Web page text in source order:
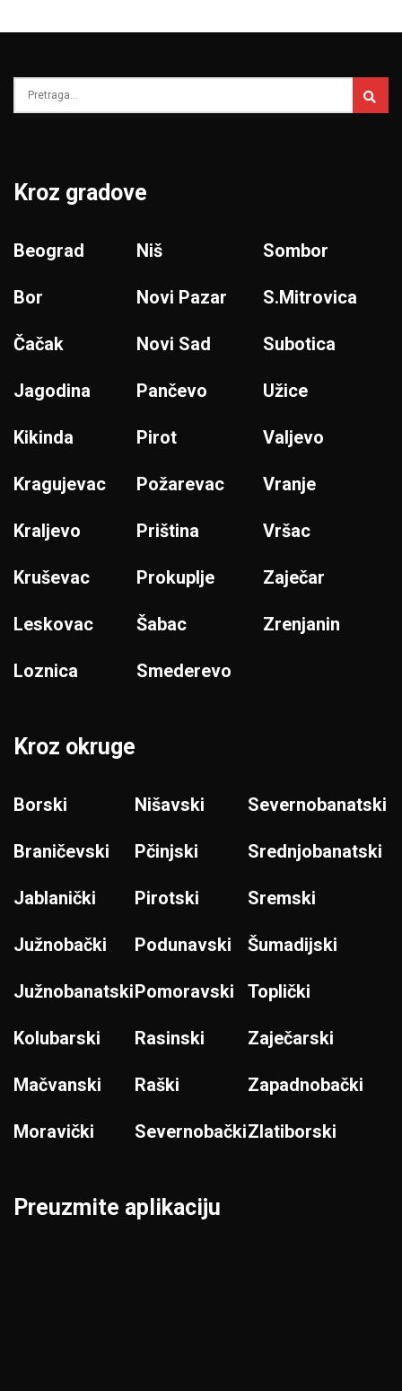
Kroz gradove
Beograd
Bor
Čačak
Jagodina
Kikinda
Kragujevac
Kraljevo
Kruševac
Leskovac
Loznica
Niš
Novi Pazar
Novi Sad
Pančevo
Pirot
Požarevac
Priština
Prokuplje
Šabac
Smederevo
Sombor
S.Mitrovica
Subotica
Užice
Valjevo
Vranje
Vršac
Zaječar
Zrenjanin
Kroz okruge
Borski
Braničevski
Jablanički
Južnobački
Južnobanatski
Kolubarski
Mačvanski
Moravički
Nišavski
Pčinjski
Pirotski
Podunavski
Pomoravski
Rasinski
Raški
Severnobački
Severnobanatski
Srednjobanatski
Sremski
Šumadijski
Toplički
Zaječarski
Zapadnobački
Zlatiborski
Preuzmite aplikaciju